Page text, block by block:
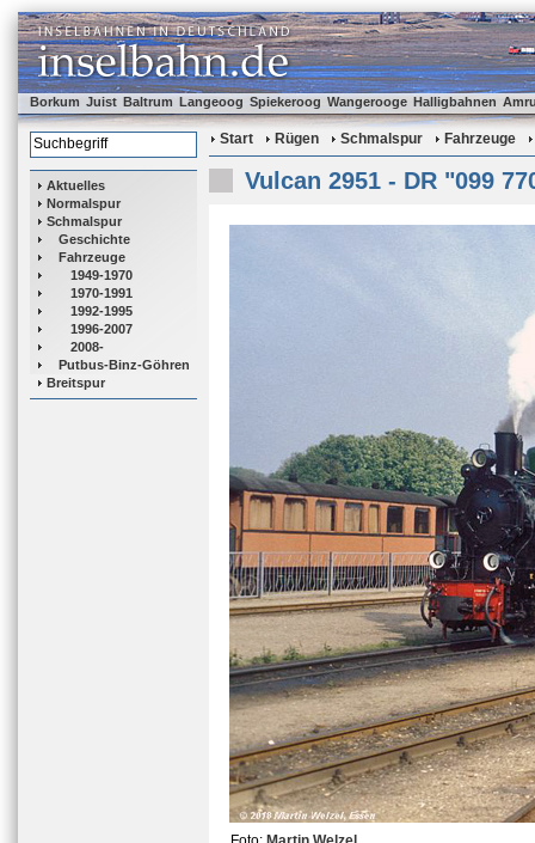
Borkum Juist Baltrum Langeoog Spiekeroog Wangerooge Halligbahnen
Aktuelles
Normalspur
Schmalspur
Geschichte
Fahrzeuge
1949-1970
1970-1991
1992-1995
1996-2007
2008-
Putbus-Binz-Göhren
Breitspur
Start Rügen Schmalspur Fahrzeuge
Vulcan 2951 - DR "099